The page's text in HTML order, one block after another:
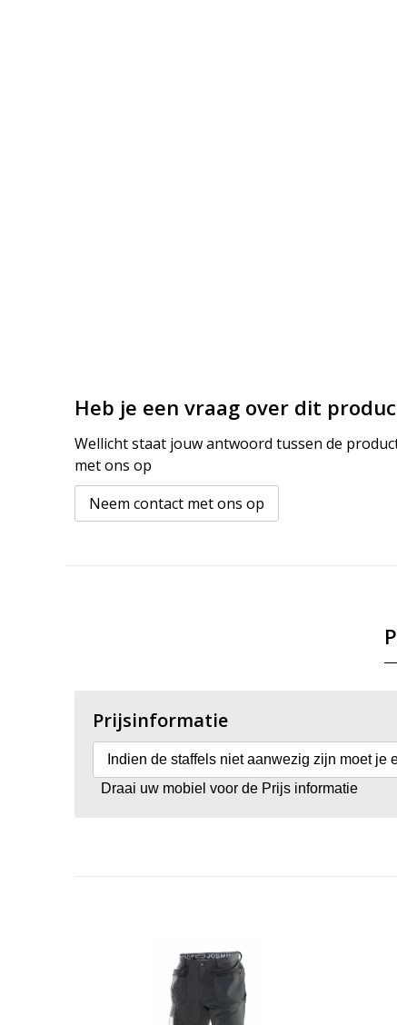
Heb je een vraag over dit
Wellicht staat jouw antwoord tussen de
met ons op
Neem contact met ons op
Prijsinformatie
Indien de staffels niet aanwezig zijn moet je
Draai uw mobiel voor de Prijs informatie